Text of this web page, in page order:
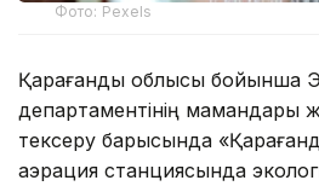
Фото: Pexels
Қарағанды облысы бойынша
департаментінің мамандары
тексеру барысында
аэрация станциясында